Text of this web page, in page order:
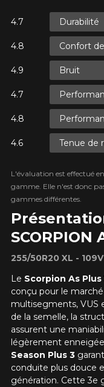
SCORPION
255/50R20 XL - 109V
Le Scorpion As Plus
conçu pour le
multisegments, VUS
de la semelle, la
assurent une
légèrement
Season Plus 3
conduite plus douce
génération. Cette 3e
Durabilité
Confort
Bruit
Tenue de
L'évaluation est effectué
gamme. Elle n'est donc
gammes différentes.